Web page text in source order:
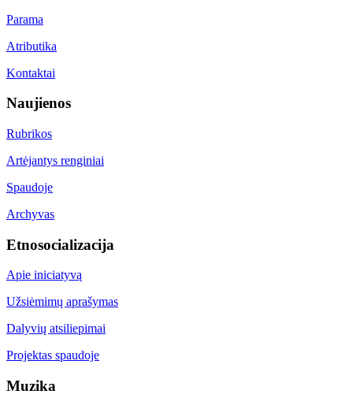
Parama
Atributika
Kontaktai
Naujienos
Rubrikos
Artėjantys renginiai
Spaudoje
Archyvas
Etnosocializacija
Apie iniciatyvą
Užsiėmimų aprašymas
Dalyvių atsiliepimai
Projektas spaudoje
Muzika